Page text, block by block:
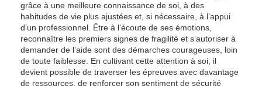
grâce à une meilleure connaissance de soi, à des
habitudes de vie plus ajustées et, si nécessaire, à l’appui
d’un professionnel. Être à l’écoute de ses émotions,
reconnaître les premiers signes de fragilité et s’autoriser à
demander de l’aide sont des démarches courageuses, loin
de toute faiblesse. En cultivant cette attention à soi, il
devient possible de traverser les épreuves avec davantage
de ressources, de renforcer son sentiment de sécurité